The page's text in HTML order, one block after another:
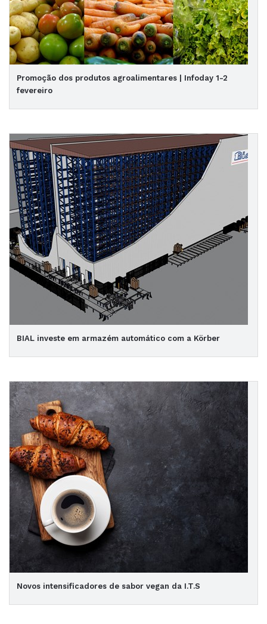
Promoção dos produtos agroalimentares | Infoday 1-2
fevereiro
BIAL investe em armazém automático com a Körber
Novos intensificadores de sabor vegan da I.T.S